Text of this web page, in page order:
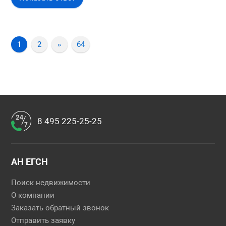
1 2 » 64
8 495 225-25-25
АН ЕГСН
Поиск недвижимости
О компании
Заказать обратный звонок
Отправить заявку